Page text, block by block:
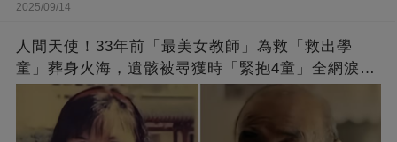
2025/09/14
人間天使！33年前「最美女教師」為救「救出學
童」葬身火海，遺骸被尋獲時「緊抱4童」全網淚
崩：真正的英雄不該被遺忘